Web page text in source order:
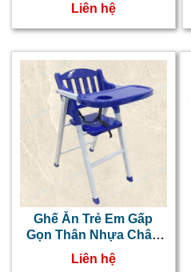
Liên hệ
Ghế Ăn Trẻ Em Gấp
Gọn Thân Nhựa Chân
Sắt Sơn Màu Xanh
Dương
Liên hệ